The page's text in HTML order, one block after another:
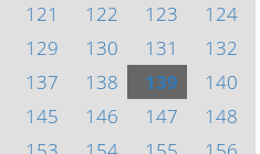
121 122 123
124
129 130 131
132
137 138 139
140
145 146 147
148